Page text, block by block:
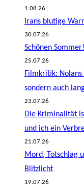
1.08.26
Irans blutige
30.07.26
Schönen Sommer!
25.07.26
Filmkritik:
sondern auch
23.07.26
Die Kriminalität
und ich ein
21.07.26
Mord, Totschlag
Blitzlicht
19.07.26